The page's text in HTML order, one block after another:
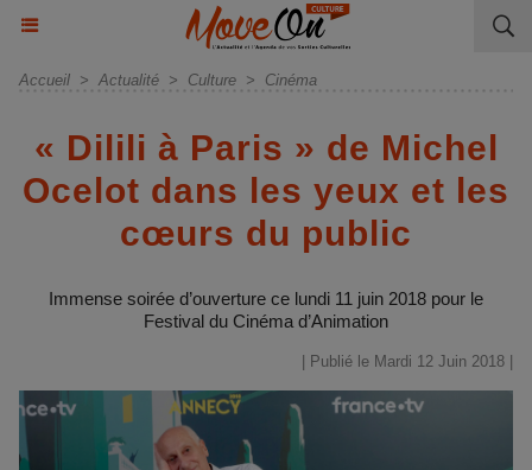
Accueil > Actualité > Culture > Cinéma
« Dilili à Paris » de Michel
Ocelot dans les yeux et les
cœurs du public
Immense soirée d’ouverture ce lundi 11 juin 2018 pour le
Festival du Cinéma d’Animation
| Publié le Mardi 12 Juin 2018 |